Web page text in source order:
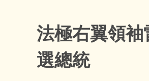
法極右翼領
選總統